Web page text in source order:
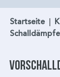
Startseite |